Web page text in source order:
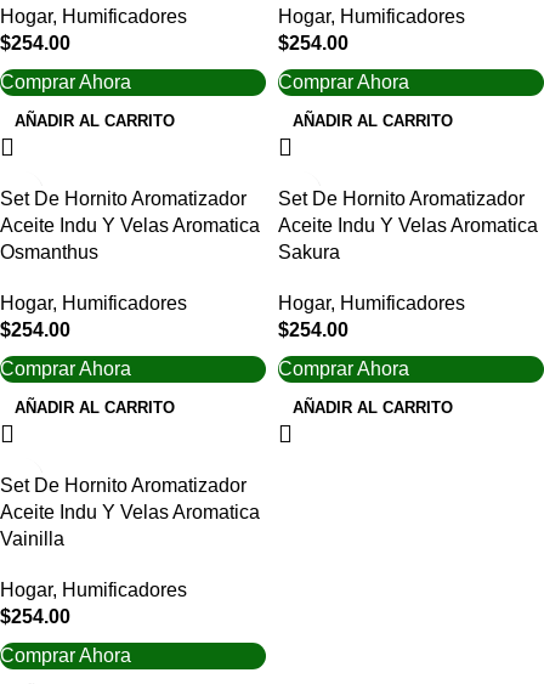
Hogar, Humificadores
$254.00
Comprar Ahora
AÑADIR AL CARRITO
Hogar, Humificadores
$254.00
Comprar Ahora
AÑADIR AL CARRITO
Set De Hornito Aromatizador
Aceite Indu Y Velas Aromatica
Osmanthus
Hogar, Humificadores
$254.00
Comprar Ahora
AÑADIR AL CARRITO
Set De Hornito Aromatizador
Aceite Indu Y Velas Aromatica
Sakura
Hogar, Humificadores
$254.00
Comprar Ahora
AÑADIR AL CARRITO
Set De Hornito Aromatizador
Aceite Indu Y Velas Aromatica
Vainilla
Hogar, Humificadores
$254.00
Comprar Ahora